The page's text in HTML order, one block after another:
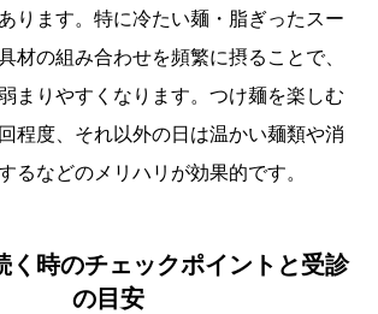
ります。特に冷たい麺・脂ぎったスー
材の組み合わせを頻繁に摂ることで、
まりやすくなります。つけ麺を楽しむ
程度、それ以外の日は温かい麺類や消
るなどのメリハリが効果的です。
く時のチェックポイントと受診
の目安